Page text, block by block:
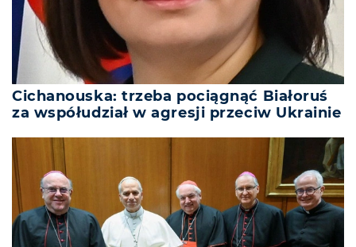
Cichanouska: trzeba pociągnąć Białoruś
za współudział w agresji przeciw Ukrainie